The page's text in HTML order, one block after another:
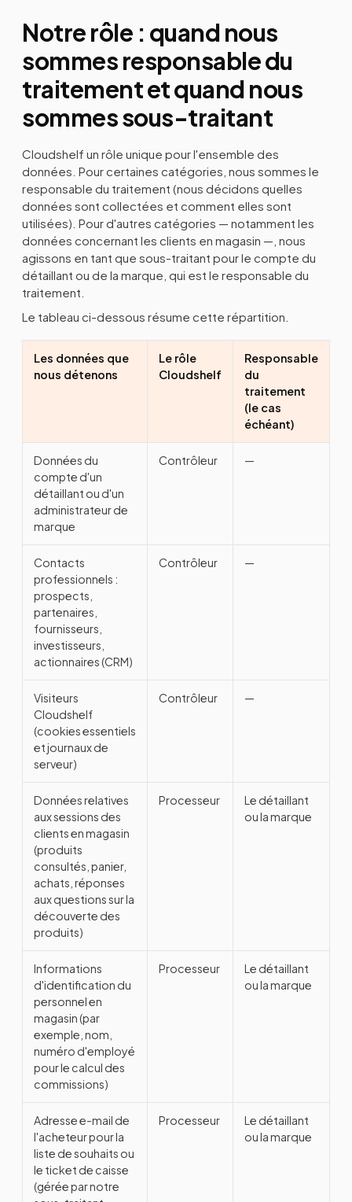
Notre rôle : quand nous
sommes responsable du
traitement et quand nous
sommes sous-traitant
Cloudshelf un rôle unique pour l'ensemble des
données. Pour certaines catégories, nous sommes le
responsable du traitement (nous décidons quelles
données sont collectées et comment elles sont
utilisées). Pour d'autres catégories — notamment les
données concernant les clients en magasin —, nous
agissons en tant que sous-traitant pour le compte du
détaillant ou de la marque, qui est le responsable du
traitement.
Le tableau ci-dessous résume cette répartition.
Les données que
nous détenons
Le rôle
Cloudshelf
Responsable
du
traitement
(le cas
échéant)
Données du
compte d'un
détaillant ou d'un
administrateur de
marque
Contrôleur —
Contacts
professionnels :
prospects,
partenaires,
fournisseurs,
investisseurs,
actionnaires (CRM)
Contrôleur —
Visiteurs
Cloudshelf
(cookies essentiels
et journaux de
serveur)
Contrôleur —
Données relatives
aux sessions des
clients en magasin
(produits
consultés, panier,
achats, réponses
aux questions sur la
découverte des
produits)
Processeur
Le détaillant
ou la marque
Informations
d'identification du
personnel en
magasin (par
exemple, nom,
numéro d'employé
pour le calcul des
commissions)
Processeur
Le détaillant
ou la marque
Adresse e-mail de
l'acheteur pour la
liste de souhaits ou
le ticket de caisse
(gérée par notre
Processeur
Le détaillant
ou la marque